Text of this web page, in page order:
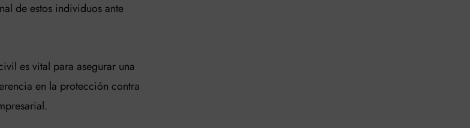
de estos individuos ante
es vital para asegurar una
en la protección contra